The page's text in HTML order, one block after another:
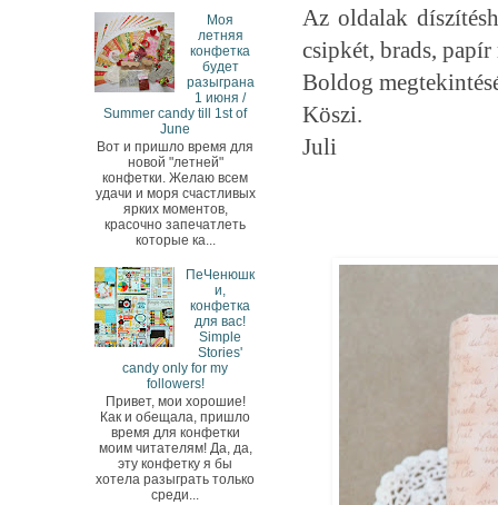
Az oldalak
csipkét, brads,
Boldog
Köszi.
Juli
Моя
летняя
конфетка
будет
разыграна
1 июня /
Summer candy till 1st of
June
Вот и пришло время для
новой "летней"
конфетки. Желаю всем
удачи и моря счастливых
ярких моментов,
красочно запечатлеть
которые ка...
ПеЧенюшк
и,
конфетка
для вас!
Simple
Stories'
candy only for my
followers!
Привет, мои хорошие!
Как и обещала, пришло
время для конфетки
моим читателям! Да, да,
эту конфетку я бы
хотела разыграть только
среди...